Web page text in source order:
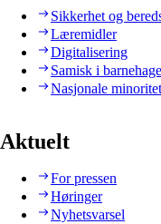
Sikkerhet og
Læremidler
Digitalisering
Samisk i
Nasjonale
Aktuelt
For pressen
Høringer
Nyhetsvarsel